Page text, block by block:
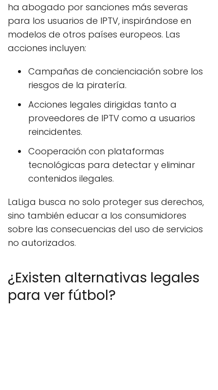
ha abogado por sanciones más severas
para los usuarios de IPTV, inspirándose en
modelos de otros países europeos. Las
acciones incluyen:
Campañas de concienciación sobre los
riesgos de la piratería.
Acciones legales dirigidas tanto a
proveedores de IPTV como a usuarios
reincidentes.
Cooperación con plataformas
tecnológicas para detectar y eliminar
contenidos ilegales.
LaLiga busca no solo proteger sus derechos,
sino también educar a los consumidores
sobre las consecuencias del uso de servicios
no autorizados.
¿Existen alternativas legales
para ver fútbol?